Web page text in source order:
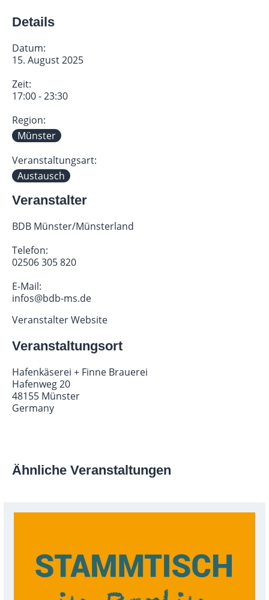
Details
Datum:
15. August 2025
Zeit:
17:00 - 23:30
Region:
Münster
Veranstaltungsart:
Austausch
Veranstalter
BDB Münster/Münsterland
Telefon:
02506 305 820
E-Mail:
infos@bdb-ms.de
Veranstalter Website
Veranstaltungsort
Hafenkäserei + Finne Brauerei
Hafenweg 20
48155 Münster
Germany
Ähnliche Veranstaltungen